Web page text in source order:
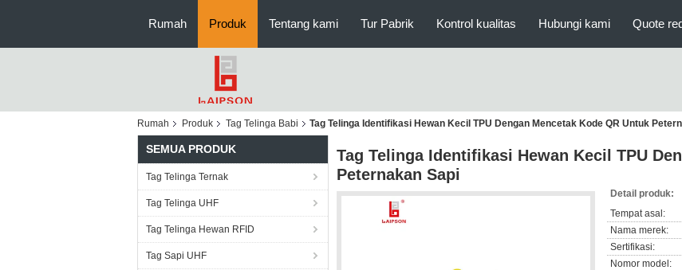
Rumah Produk Tentang kami Tur Pabrik Kontrol kualitas Hubungi kami Quote
Rumah Produk Tag Telinga Babi Tag Telinga Identifikasi Hewan Kecil TPU Dengan Mencetak Kode QR Untuk
SEMUA PRODUK
Tag Telinga Ternak
Tag Telinga UHF
Tag Telinga Hewan RFID
Tag Sapi UHF
Tag Telinga Identifikasi Hewan Kecil TPU
Peternakan Sapi
Detail produk:
Tempat asal:
Nama merek:
Sertifikasi:
Nomor model: